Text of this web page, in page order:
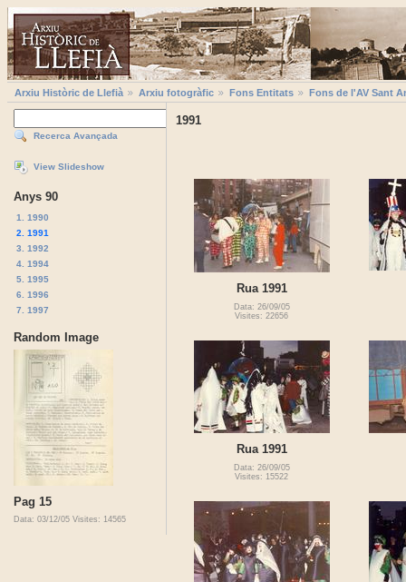
Arxiu Històric de Llefià Arxiu fotogràfic Fons Entitats Fons de l'AV Sant
Recerca Avançada
View Slideshow
Anys 90
1. 1990
2. 1991
3. 1992
4. 1994
5. 1995
6. 1996
7. 1997
Random Image
Pag 15
Data: 03/12/05 Visites: 14565
1991
Rua 1991
Data: 26/09/05
Visites: 22656
Rua 1991
Data: 26/09/05
Visites: 15522